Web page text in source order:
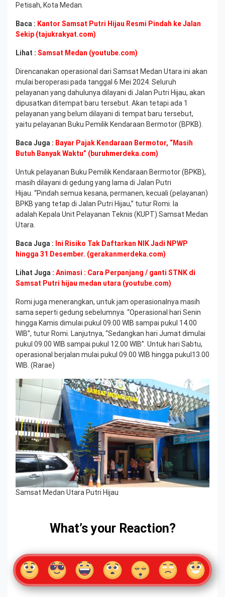
Petisah, Kota Medan.
Baca : Kantor Samsat Putri Hijau Resmi Pindah ke Jalan
Sekip (tajukrakyat.com)
Lihat : Samsat Medan (youtube.com)
Direncanakan operasional dari Samsat Medan Utara ini akan
mulai beroperasi pada tanggal 6 Mei 2024. Seluruh
pelayanan yang dahulunya dilayani di Jalan Putri Hijau, akan
dipusatkan ditempat baru tersebut. Akan tetapi ada 1
pelayanan yang belum dilayani di tempat baru tersebut,
yaitu pelayanan Buku Pemilik Kendaraan Bermotor (BPKB).
Baca Juga : Bayar Pajak Kendaraan Bermotor, “Masih
Butuh Banyak Waktu” (buruhmerdeka.com)
Untuk pelayanan Buku Pemilik Kendaraan Bermotor (BPKB),
masih dilayani di gedung yang lama di Jalan Putri
Hijau. “Pindah semua kesana, permanen, kecuali (pelayanan)
BPKB yang tetap di Jalan Putri Hijau,” tutur Romi. Ia
adalah Kepala Unit Pelayanan Teknis (KUPT) Samsat Medan
Utara.
Baca Juga : Ini Risiko Tak Daftarkan NIK Jadi NPWP
hingga 31 Desember. (gerakanmerdeka.com)
Lihat Juga : Animasi : Cara Perpanjang / ganti STNK di
Samsat Putri hijau medan utara (youtube.com)
Romi juga menerangkan, untuk jam operasionalnya masih
sama seperti gedung sebelumnya. “Operasional hari Senin
hingga Kamis dimulai pukul 09.00 WIB sampai pukul 14.00
WIB”, tutur Romi. Lanjutnya, “Sedangkan hari Jumat dimulai
pukul 09.00 WIB sampai pukul 12.00 WIB”. Untuk hari Sabtu,
operasional berjalan mulai pukul 09.00 WIB hingga pukul13.00
WIB. (Rarae)
Samsat Medan Utara Putri Hijau
What’s your Reaction?